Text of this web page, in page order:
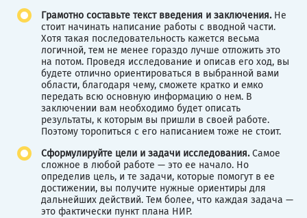
Грамотно составьте текст введения и заключения. Не
стоит начинать написание работы с вводной части.
Хотя такая последовательность кажется весьма
логичной, тем не менее гораздо лучше отложить это
на потом. Проведя исследование и описав его ход, вы
будете отлично ориентироваться в выбранной вами
области, благодаря чему, сможете кратко и емко
передать всю основную информацию о нем. В
заключении вам необходимо будет описать
результаты, к которым вы пришли в своей работе.
Поэтому торопиться с его написанием тоже не стоит.
Сформулируйте цели и задачи исследования.Самое
сложное в любой работе — это ее начало. Но
определив цель, и те задачи, которые помогут в ее
достижении, вы получите нужные ориентиры для
дальнейших действий. Тем более, что каждая задача —
это фактически пункт плана НИР.